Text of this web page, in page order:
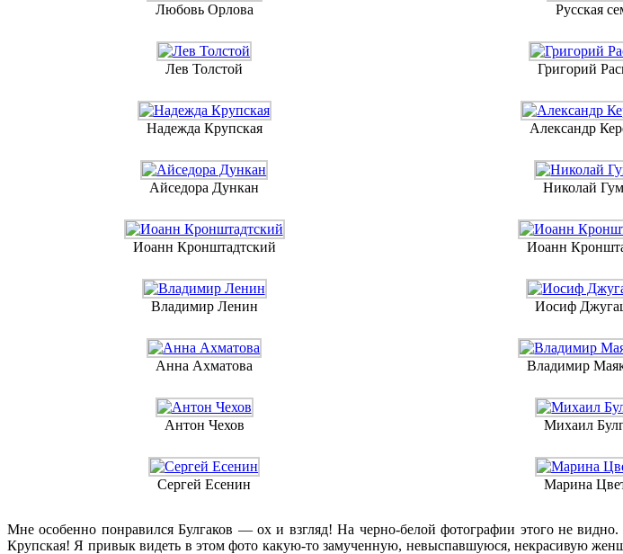
Любовь Орлова Русская
Лев Толстой Григорий
Надежда Крупская Александр
Айседора Дункан Николай
Иоанн Кронштадтский Иоанн
Владимир Ленин Иосиф
Анна Ахматова Владимир
Антон Чехов Михаил
Сергей Есенин Марина
Мне особенно понравился Булгаков — ох и взгляд! На черно-белой фотографии этого не
Крупская! Я привык видеть в этом фото какую-то замученную, невыспавшуюся, некрасивую